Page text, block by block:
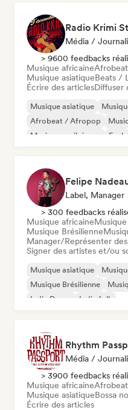
Radio Krimi
Média /
> 9600 feedbacks
Musique africaine
Musique asiatiqueBeats /
Écrire des articlesDiffuser
Musique asiatique
Afrobeat / Afropop
Musique caribéenne
Funk
Label, Manager
> 300 feedbacks
Musique africaine
Musique Brésilienne
Manager/Représenter
Signer des artistes et/ou
Musique asiatique
Musique Brésilienne
Indie Dance
Indie folk
Rhythm
Média /
> 3900 feedbacks
Musique africaine
Musique asiatiqueBossa
Écrire des articles